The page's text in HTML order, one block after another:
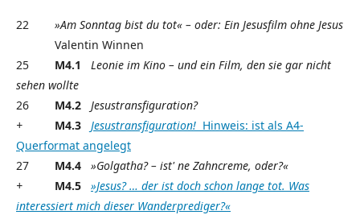
22 »Am Sonntag bist du tot« – oder: Ein Jesusfilm ohne Jesus
Valentin Winnen
25
M4.1
Leonie im Kino – und ein Film, den sie gar nicht
sehen wollte
26
M4.2 Jesustransfiguration?
+ M4.3 Jesustransfiguration! Hinweis: ist als A4-
Querformat angelegt
27
M4.4 »Golgatha? – ist' ne Zahncreme, oder?«
+ M4.5
»Jesus? … der ist doch schon lange tot. Was
interessiert mich dieser Wanderprediger?«